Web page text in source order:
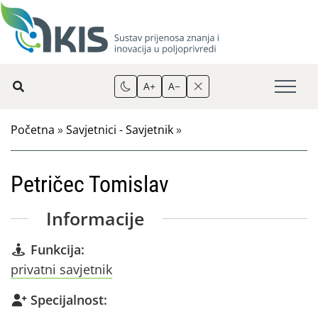
A+ A−
Početna »Savjetnici - Savjetnik»
Petričec Tomislav
Informacije
Funkcija:
privatni savjetnik
Specijalnost: